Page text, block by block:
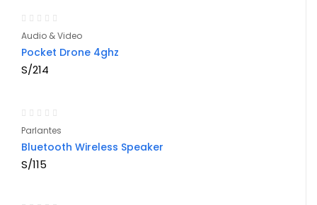
Audio & Video
Pocket Drone 4ghz
S/214
Parlantes
Bluetooth Wireless Speaker
S/115